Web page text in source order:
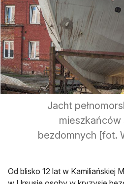
Jacht
mieszkańców
bezdomnych [fot.
Od blisko 12 lat w Kamiliańskiej